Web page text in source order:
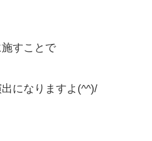
すことで
になりますよ(^^)/